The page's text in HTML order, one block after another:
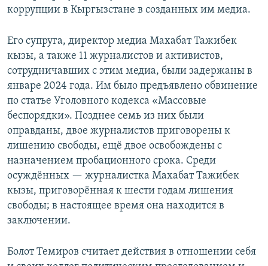
коррупции в Кыргызстане в созданных им медиа.
Его супруга, директор медиа Махабат Тажибек
кызы, а также 11 журналистов и активистов,
сотрудничавших с этим медиа, были задержаны в
январе 2024 года. Им было предъявлено обвинение
по статье Уголовного кодекса «Массовые
беспорядки». Позднее семь из них были
оправданы, двое журналистов приговорены к
лишению свободы, ещё двое освобождены с
назначением пробационного срока. Среди
осуждённых — журналистка Махабат Тажибек
кызы, приговорённая к шести годам лишения
свободы; в настоящее время она находится в
заключении.
Болот Темиров считает действия в отношении себя